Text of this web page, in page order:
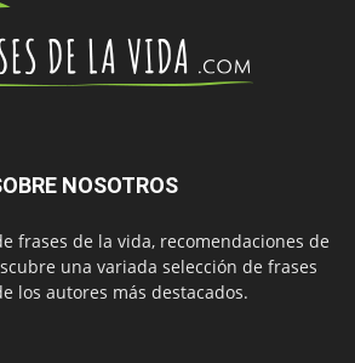
NOSOTROS
frases de la vida, recomendaciones de
una variada selección de frases
los autores más destacados.